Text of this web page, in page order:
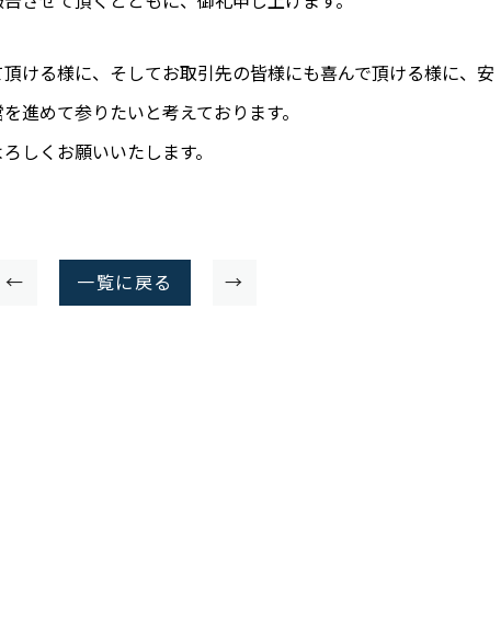
ける様に、そしてお取引先の皆様にも喜んで頂ける様に、安
進めて参りたいと考えております。
しくお願いいたします。
← 一覧に戻る →